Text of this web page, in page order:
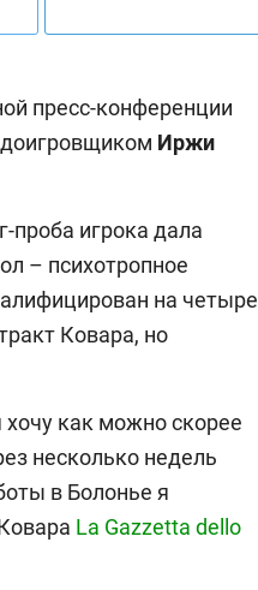
пресс-конференции
Иржи
проба игрока дала
– психотропное
на четыре
Ковара, но
как можно скорее
несколько недель
в Болонье я
La Gazzetta dello